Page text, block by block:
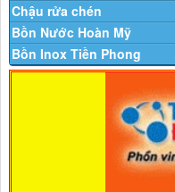
Chậu rửa chén
Bồn Nước Hoàn Mỹ
Bồn Inox Tiền Phong